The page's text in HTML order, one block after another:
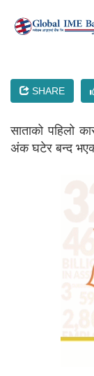
SHARE
साताको पहिलो
अंक घटेर बन्द